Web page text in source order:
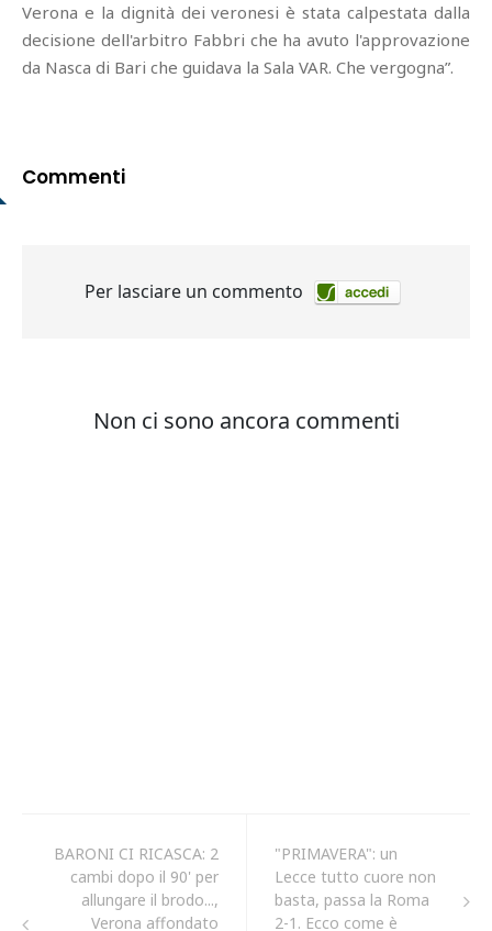
Verona e la dignità dei veronesi è stata calpestata dalla
decisione dell'arbitro Fabbri che ha avuto l'approvazione
da Nasca di Bari che guidava la Sala VAR. Che vergogna”.
Commenti
BARONI CI RICASCA: 2
cambi dopo il 90' per
allungare il brodo...,
Verona affondato
"PRIMAVERA": un
Lecce tutto cuore non
basta, passa la Roma
2-1. Ecco come è